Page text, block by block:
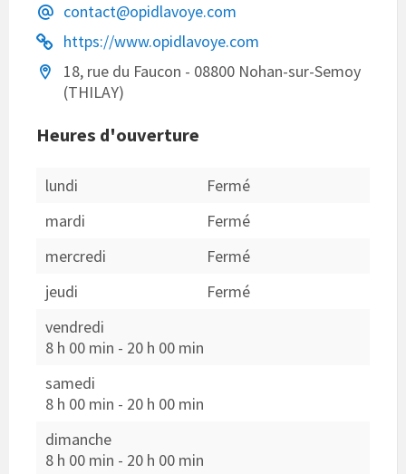
contact@opidlavoye.com
https://www.opidlavoye.com
18, rue du Faucon - 08800 Nohan-sur-Semoy
(THILAY)
Heures d'ouverture
lundi
Fermé
mardi
Fermé
mercredi
Fermé
jeudi
Fermé
vendredi
8 h 00 min - 20 h 00 min
samedi
8 h 00 min - 20 h 00 min
dimanche
8 h 00 min - 20 h 00 min